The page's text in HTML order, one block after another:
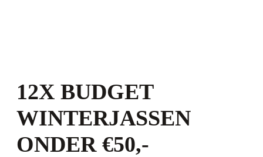
12X BUDGET
WINTERJASSEN
ONDER €50,-